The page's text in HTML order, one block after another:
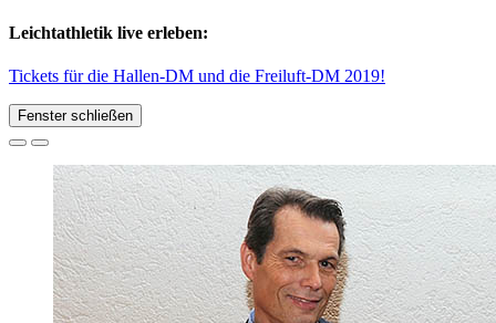
Leichtathletik live erleben:
Tickets für die Hallen-DM und die Freiluft-DM 2019!
Fenster schließen